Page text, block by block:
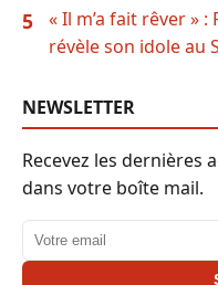
5
« Il m’a fait rêver »
révèle son idole au
NEWSLETTER
Recevez les
dans votre boîte mail.
Adresse email